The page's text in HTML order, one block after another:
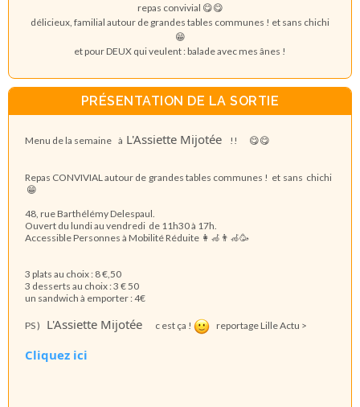
repas convivial 😋😋
délicieux, familial autour de grandes tables communes ! et sans chichi
😁
et pour DEUX qui veulent : balade avec mes ânes !
PRÉSENTATION DE LA SORTIE
Menu de la semaine à L'Assiette Mijotée !! 😋😋
Repas CONVIVIAL autour de grandes tables communes ! et sans chichi
😁
48, rue Barthélémy Delespaul.
Ouvert du lundi au vendredi de 11h30 à 17h.
Accessible Personnes à Mobilité Réduite 👩‍🦽👨‍🦽🥳
3 plats au choix : 8 €,50
3 desserts au choix : 3 € 50
un sandwich à emporter : 4€
PS ) L'Assiette Mijotée c est ça ! reportage Lille Actu >
Cliquez ici